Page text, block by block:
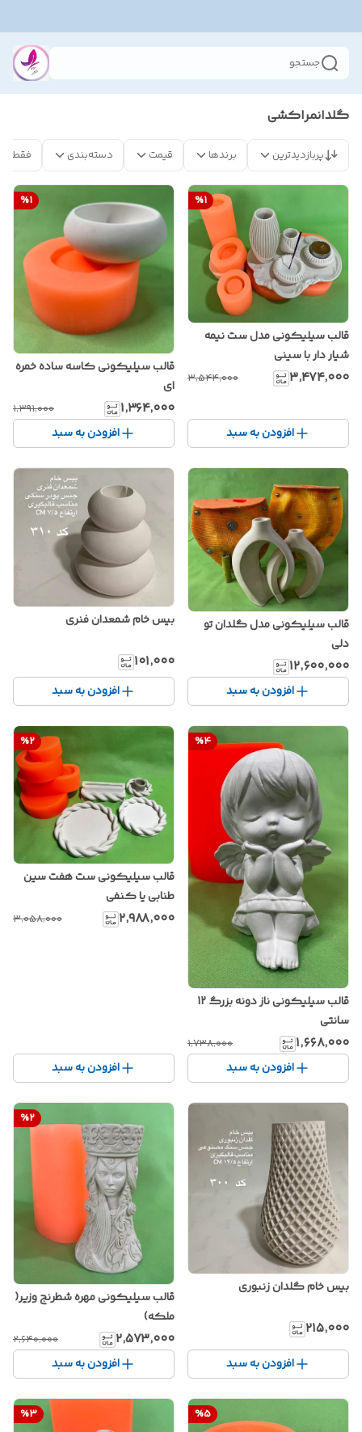
جستجو
گلدانمراکشی
پربازدیدترین برندها قیمت دسته‌بندی فقط
%1
قالب سیلیکونی مدل ست نیمه
شیار دار با سینی
۳٬۴۷۴٬۰۰۰ ۳٬۵۴۴٬۰۰۰
افزودن به سبد
%1
قالب سیلیکونی کاسه ساده خمره
ای
۱٬۳۶۴٬۰۰۰ ۱٬۳۹۱٬۰۰۰
افزودن به سبد
قالب سیلیکونی مدل گلدان تو
دلی
۱۲٬۶۰۰٬۰۰۰
افزودن به سبد
بیس خام شمعدان فنری
۱۰۱٬۰۰۰
افزودن به سبد
%4
قالب سیلیکونی ناز دونه بزرگ 12
سانتی
۱٬۶۶۸٬۰۰۰ ۱٬۷۳۸٬۰۰۰
افزودن به سبد
%2
قالب سیلیکونی ست هفت سین
طنابی یا کنفی
۲٬۹۸۸٬۰۰۰ ۳٬۰۵۸٬۰۰۰
افزودن به سبد
بیس خام گلدان زنبوری
۲۱۵٬۰۰۰
افزودن به سبد
%2
قالب سیلیکونی مهره شطرنج وزیر(
ملکه)
۲٬۵۷۳٬۰۰۰ ۲٬۶۴۰٬۰۰۰
افزودن به سبد
%5
%3